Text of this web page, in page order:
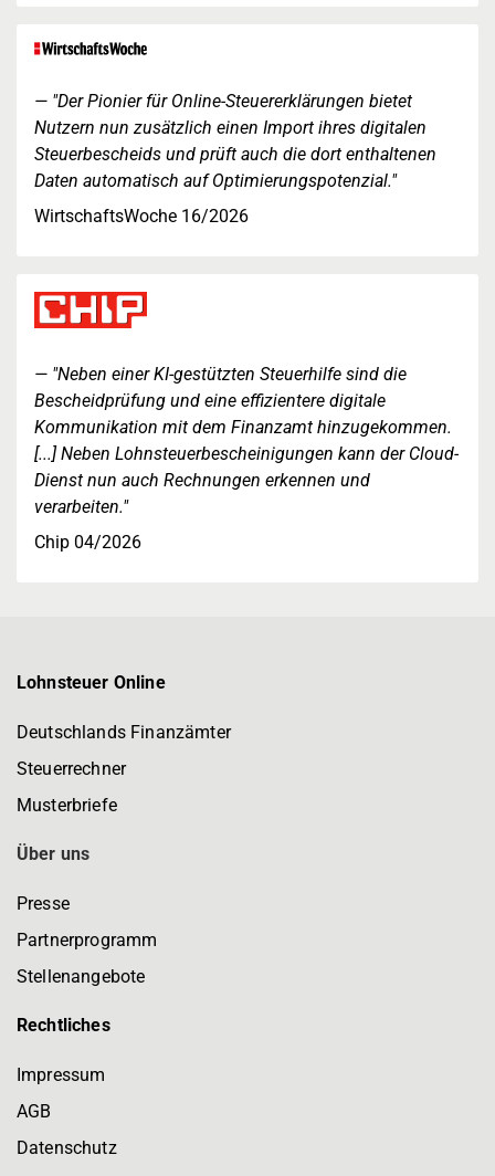
"Der Pionier für Online-Steuererklärungen bietet
Nutzern nun zusätzlich einen Import ihres digitalen
Steuerbescheids und prüft auch die dort enthaltenen
Daten automatisch auf Optimierungspotenzial."
WirtschaftsWoche 16/2026
"Neben einer KI-gestützten Steuerhilfe sind die
Bescheidprüfung und eine effizientere digitale
Kommunikation mit dem Finanzamt hinzugekommen.
[...] Neben Lohnsteuerbescheinigungen kann der Cloud-
Dienst nun auch Rechnungen erkennen und
verarbeiten."
Chip 04/2026
Lohnsteuer Online
Deutschlands Finanzämter
Steuerrechner
Musterbriefe
Über uns
Presse
Partnerprogramm
Stellenangebote
Rechtliches
Impressum
AGB
Datenschutz